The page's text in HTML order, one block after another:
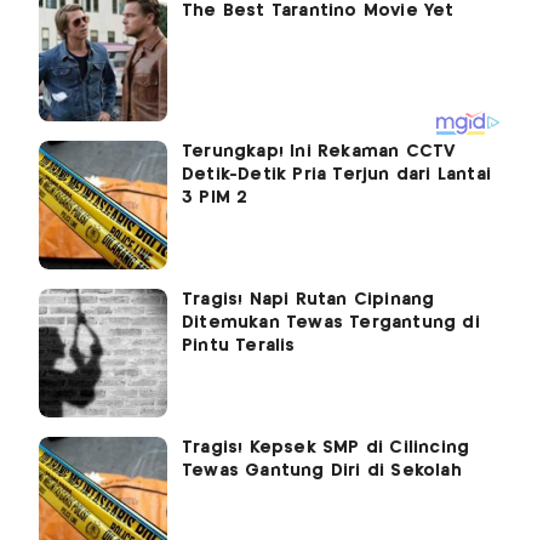
Terungkap! Ini Rekaman CCTV
Detik-Detik Pria Terjun dari Lantai
3 PIM 2
Tragis! Napi Rutan Cipinang
Ditemukan Tewas Tergantung di
Pintu Teralis
Tragis! Kepsek SMP di Cilincing
Tewas Gantung Diri di Sekolah